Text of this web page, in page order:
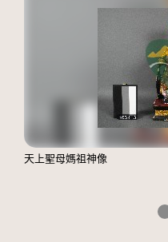
天上聖母媽祖神像